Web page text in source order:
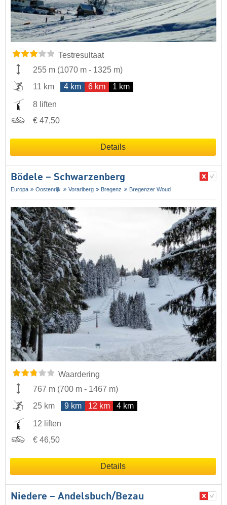
Testresultaat
255 m (1070 m - 1325 m)
11 km
4 km 6 km 1 km
8 liften
€ 47,50
Details
Bödele – Schwarzenberg
Europa Oostenrijk Vorarlberg Bregenz Bregenzer Woud
Waardering
767 m (700 m - 1467 m)
25 km
9 km 12 km 4 km
12 liften
€ 46,50
Details
Niedere – Andelsbuch/​Bezau